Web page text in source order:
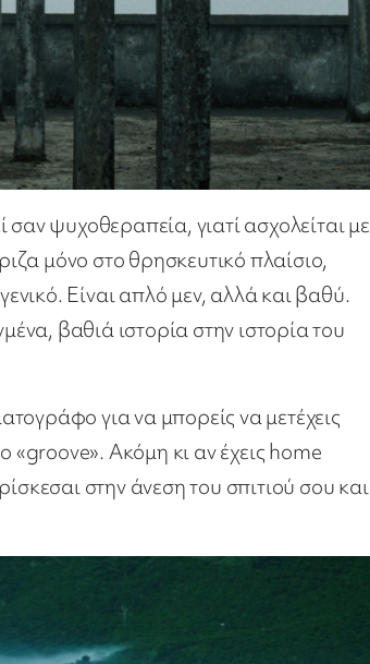
σαν ψυχοθεραπεία, γιατί ασχολείται με
μόνο στο θρησκευτικό πλαίσιο,
Είναι απλό μεν, αλλά και βαθύ.
βαθιά ιστορία στην ιστορία του
για να μπορείς να μετέχεις
«grοove». Ακόμη κι αν έχεις home
στην άνεση του σπιτιού σου και